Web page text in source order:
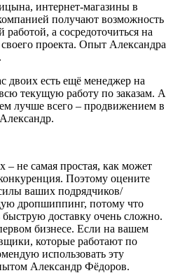
интернет-магазины в
получают возможность
а сосредоточиться на
проекта. Опыт Александра
двоих есть ещё менеджер на
текущую работу по заказам. А
лучше всего – продвижением в
– не самая простая, как может
Поэтому оцените
ваших подрядчиков/
дропшиппинг, потому что
быструю доставку очень сложно.
бизнесе. Если на вашем
которые работают по
использовать эту
Александр Фёдоров.